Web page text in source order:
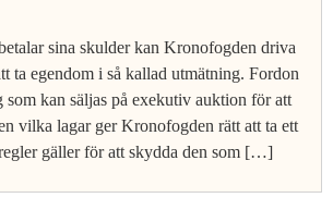
sina skulder kan Kronofogden driva
ta egendom i så kallad utmätning. Fordon
kan säljas på exekutiv auktion för att
vilka lagar ger Kronofogden rätt att ta ett
gäller för att skydda den som […]